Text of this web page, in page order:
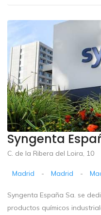
Syngenta
C. de la Ribera del Loira, 10
Madrid - Madrid -
Syngenta España Sa. se
productos químicos